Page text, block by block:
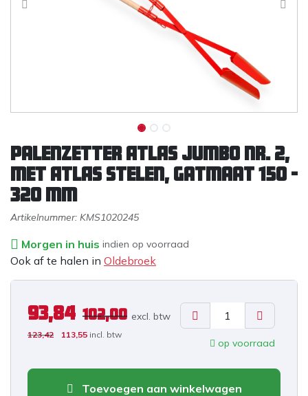
Palenzetter ATLAS Jumbo nr. 2,
met ATLAS stelen, gatmaat 150 -
320 mm
Artikelnummer: KMS1020245
Morgen in huis indien op voorraad
Ook af te halen in Oldebroek
93,84 102,00 excl. btw
123,42 113,55 incl. btw
op voorraad
Toevoegen aan winkelwagen